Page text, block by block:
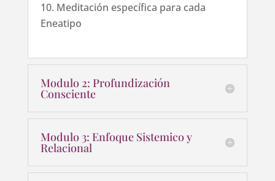
Meditación específica para cada
Eneatipo
Modulo 2: Profundización
Consciente
Modulo 3: Enfoque Sistemico y
Relacional